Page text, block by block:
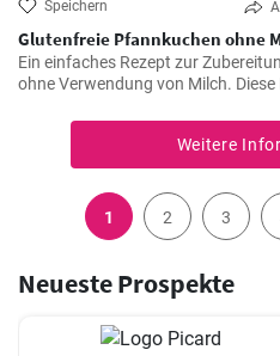
Speichern
Glutenfreie Pfannkuchen ohne
Ein einfaches Rezept zur
ohne Verwendung von Milch.
Laktose haben.
Weitere
1 2 3
Neueste Prospekte